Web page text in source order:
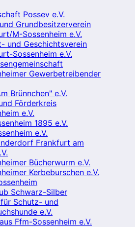
Possev e.V.
Grundbesitzerverein
M-Sossenheim e.V.
und Geschichtsverein
Sossenheim e.V.
Gewerbetreibender
Brünnchen" e.V.
Förderkreis
e.V.
1895 e.V.
e.V.
Frankfurt am
Bücherwurm e.V.
Kerbeburschen e.V.
Schwarz-Silber
Schutz- und
e.V.
Ffm-Sossenheim e.V.